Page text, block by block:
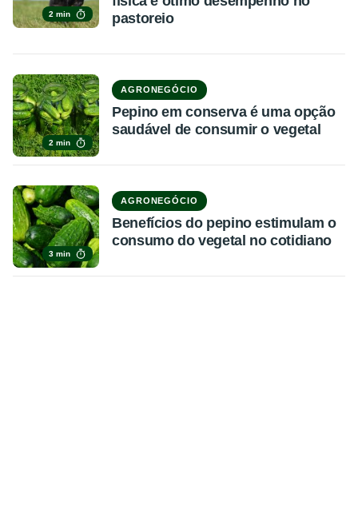
2 min
pastoreio
2 min
AGRONEGÓCIO
Pepino em conserva é uma opção
saudável de consumir o vegetal
3 min
AGRONEGÓCIO
Benefícios do pepino estimulam o
consumo do vegetal no cotidiano